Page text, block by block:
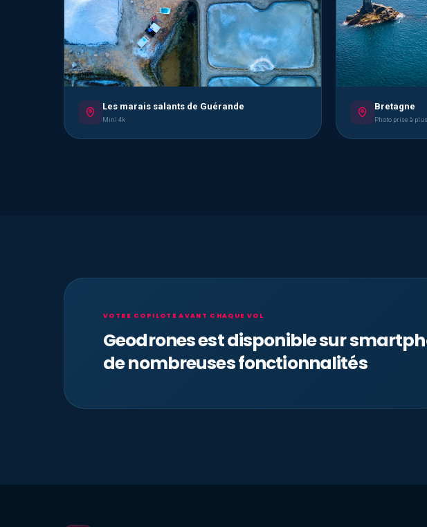
Les marais salants de Guérande
Mini 4k
Bretagne
Photo prise à
VOTRE COPILOTE AVANT CHAQUE VOL
Geodrones est disponible sur
de nombreuses fonctionnalités